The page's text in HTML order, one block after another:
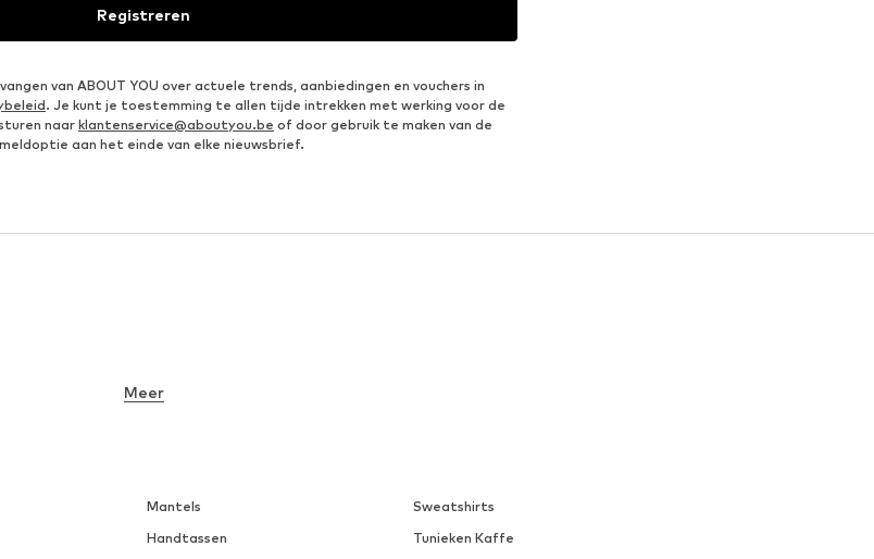
Registreren
van ABOUT YOU over actuele trends, aanbiedingen en vouchers in
. Je kunt je toestemming te allen tijde intrekken met werking voor de
naar klantenservice@aboutyou.be of door gebruik te maken van de
aan het einde van elke nieuwsbrief.
Mantels
Sweatshirts
Handtassen
Tunieken Kaffe
Meer